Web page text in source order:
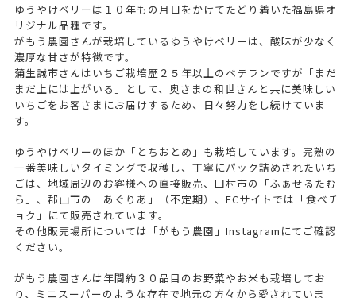
ゆうやけベリーは１０年もの月日をかけてたどり着いた福島県オ
リジナル品種です。
がもう農園さんが栽培しているゆうやけベリーは、酸味が少なく
濃厚な甘さが特徴です。
蒲生誠市さんはいちご栽培歴２５年以上のベテランですが「まだ
まだ上には上がいる」として、奥さまの和世さんと共に美味しい
いちごをお客さまにお届けするため、日々努力をし続けていま
す。
ゆうやけベリーのほか「とちおとめ」も栽培しています。完熟の
一番美味しいタイミングで収穫し、丁寧にパック詰めされたいち
ごは、地域周辺のお客様への直接販売、田村市の「ふぁせるたむ
ら」、郡山市の「あぐりあ」（不定期）、ECサイトでは「食べチ
ョク」にて販売されています。
その他販売場所については「がもう農園」Instagramにてご確認
ください。
がもう農園さんは年間約３０品目のお野菜やお米も栽培してお
り、ミニスーパーのような存在で地元の方々から愛されていま